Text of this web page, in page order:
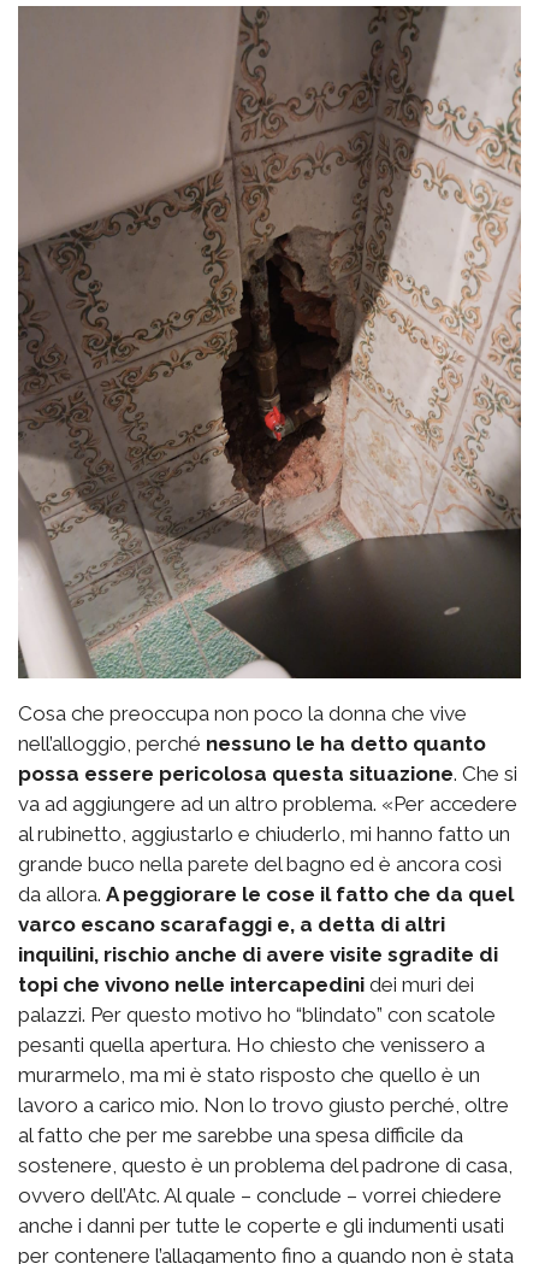
Cosa che preoccupa non poco la donna che vive
nell’alloggio, perché nessuno le ha detto quanto
possa essere pericolosa questa situazione. Che si
va ad aggiungere ad un altro problema. «Per accedere
al rubinetto, aggiustarlo e chiuderlo, mi hanno fatto un
grande buco nella parete del bagno ed è ancora così
da allora. A peggiorare le cose il fatto che da quel
varco escano scarafaggi e, a detta di altri
inquilini, rischio anche di avere visite sgradite di
topi che vivono nelle intercapedini dei muri dei
palazzi. Per questo motivo ho “blindato” con scatole
pesanti quella apertura. Ho chiesto che venissero a
murarmelo, ma mi è stato risposto che quello è un
lavoro a carico mio. Non lo trovo giusto perché, oltre
al fatto che per me sarebbe una spesa difficile da
sostenere, questo è un problema del padrone di casa,
ovvero dell’Atc. Al quale – conclude – vorrei chiedere
anche i danni per tutte le coperte e gli indumenti usati
per contenere l’allagamento fino a quando non è stata